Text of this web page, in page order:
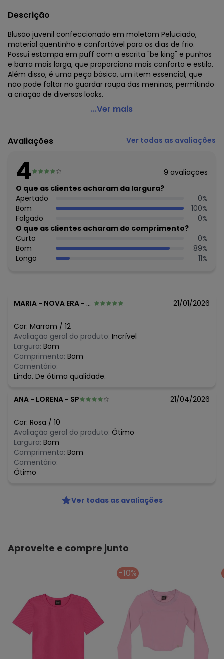
Descrição
Blusão juvenil confeccionado em moletom Peluciado,
material quentinho e confortável para os dias de frio.
Possui estampa em puff com a escrita "be king" e punhos
e barra mais larga, que proporciona mais conforto e estilo.
Além disso, é uma peça básica, um item essencial, que
não pode faltar no guardar roupa das meninas, permitindo
a criação de diversos looks.
Gloss - Blusão Básico em Moletom Juvenil Rosa
Modelagem: Ampla
Comprimento da manga: Longa
Cinto: Não acompanha
Decote frente: Redondo
Fornecedor: MALHARIA CRISTINA LTDA / CNPJ
82.663.337/0001-43
Feito: no Brasil
Cuidados para conservação do produto: TEMPERATURA
MÁXIMA DE LAVAGEM 40ºC, PROCESSO NORMAL. LAVAR
SEPARADAMENTE, NÃO ALVEJAR. NÃO SECAR EM TAMBOR.
SECAGEM EM VARAL. TEMPERATURA MÁXIMA DA BASE DO
FERRO DE 150ºC. NÃO LIMPAR A SECO.
algum dia do mês, para o menor tamanho disponível.
agosto/2026
julho/2026
junho/2026
maio/2026
abril/2026
...Ver mais
Avaliações Ver todas as avaliações
4 9 avaliações
O que as clientes acharam da largura?
Apertado
0%
Bom
100%
Folgado
0%
O que as clientes acharam do comprimento?
Curto
0%
Bom
89%
Longo
11%
MARIA - NOVA ERA - MG 21/01/2026
Cor: Marrom / 12
Avaliação geral do produto: Incrível
Largura: Bom
Comprimento: Bom
Comentário:
Lindo. De ótima qualidade.
ANA - LORENA - SP 21/04/2026
Cor: Rosa / 10
Avaliação geral do produto: Ótimo
Largura: Bom
Comprimento: Bom
Comentário:
Ótimo
Ver todas as avaliações
Aproveite e compre junto
-10%